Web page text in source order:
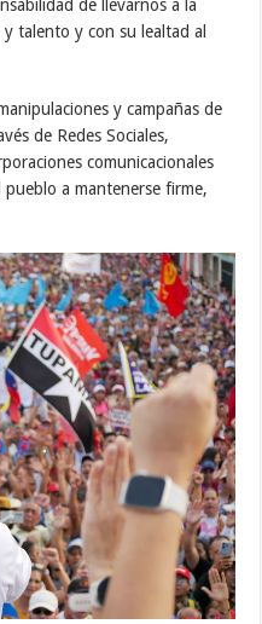
de llevarnos a la
talento y con su lealtad al
y campañas de
de Redes Sociales,
comunicacionales
a mantenerse firme,